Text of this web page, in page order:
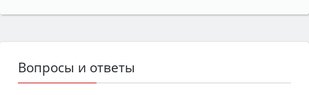
Вопросы и ответы